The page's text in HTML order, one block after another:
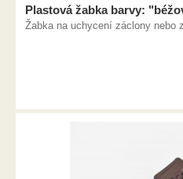
Plastová žabka barvy:
Žabka na uchycení záclony nebo